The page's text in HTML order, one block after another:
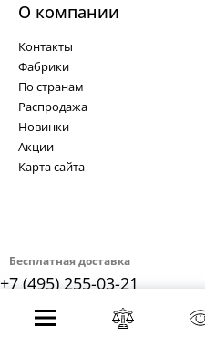
Бесплатная доставка
+7 (495) 255-03-21
О компании
Контакты
Фабрики
По странам
Распродажа
Новинки
Акции
Карта сайта